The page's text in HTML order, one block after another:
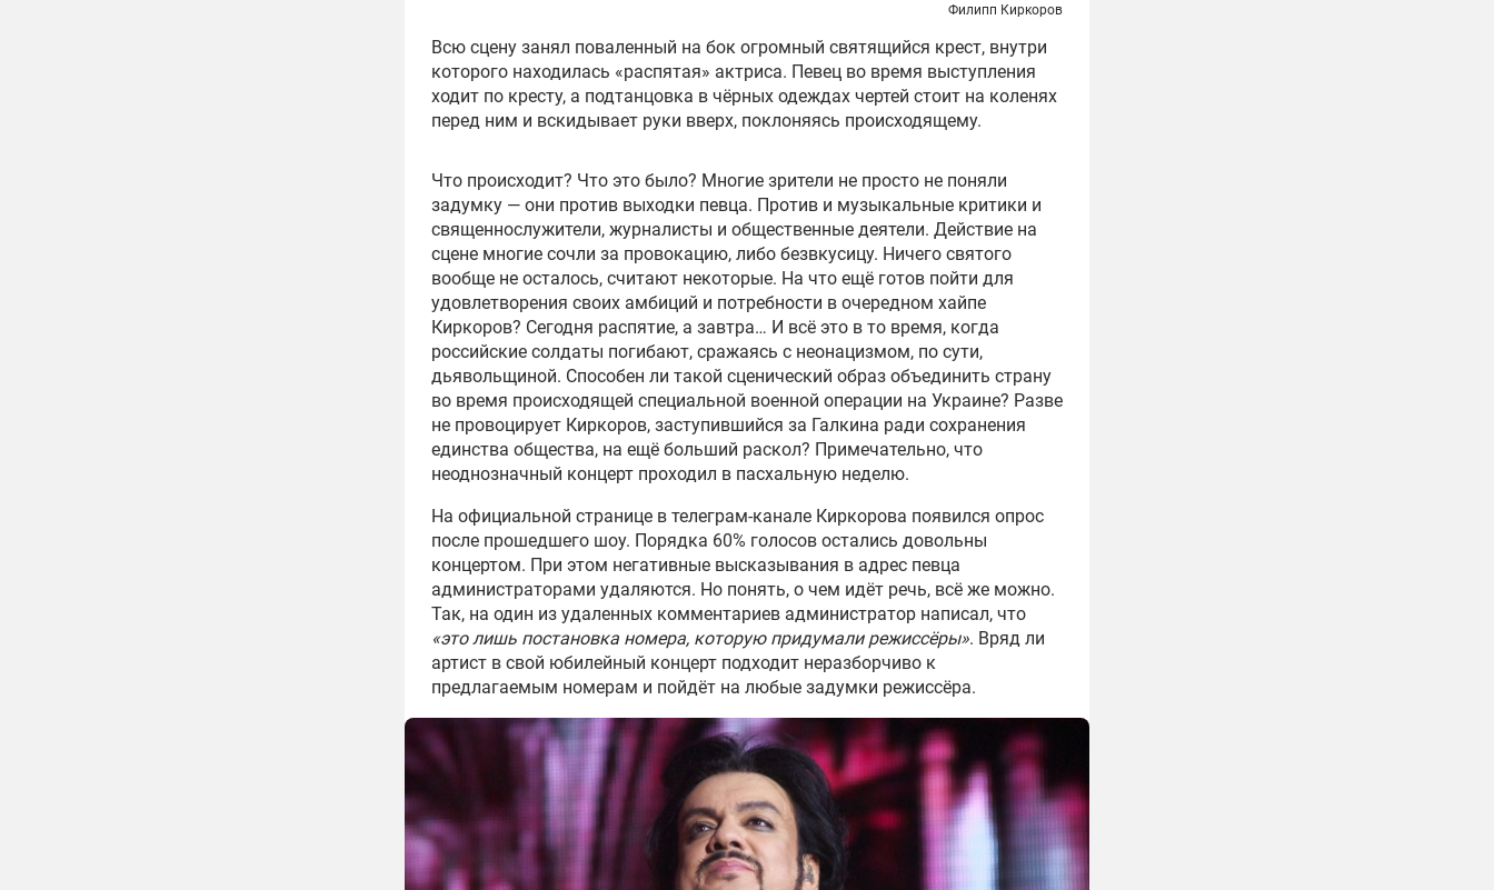
Филипп Киркоров
Всю сцену занял поваленный на бок огромный святящийся крест, внутри
которого находилась «распятая» актриса. Певец во время выступления
ходит по кресту, а подтанцовка в чёрных одеждах чертей стоит на коленях
перед ним и вскидывает руки вверх, поклоняясь происходящему.
Что происходит? Что это было? Многие зрители не просто не поняли
задумку — они против выходки певца. Против и музыкальные критики и
священнослужители, журналисты и общественные деятели. Действие на
сцене многие сочли за провокацию, либо безвкусицу. Ничего святого
вообще не осталось, считают некоторые. На что ещё готов пойти для
удовлетворения своих амбиций и потребности в очередном хайпе
Киркоров? Сегодня распятие, а завтра… И всё это в то время, когда
российские солдаты погибают, сражаясь с неонацизмом, по сути,
дьявольщиной. Способен ли такой сценический образ объединить страну
во время происходящей специальной военной операции на Украине? Разве
не провоцирует Киркоров, заступившийся за Галкина ради сохранения
единства общества, на ещё больший раскол? Примечательно, что
неоднозначный концерт проходил в пасхальную неделю.
На официальной странице в телеграм-канале Киркорова появился опрос
после прошедшего шоу. Порядка 60% голосов остались довольны
концертом. При этом негативные высказывания в адрес певца
администраторами удаляются. Но понять, о чем идёт речь, всё же можно.
Так, на один из удаленных комментариев администратор написал, что
«это лишь постановка номера, которую придумали режиссёры». Вряд ли
артист в свой юбилейный концерт подходит неразборчиво к
предлагаемым номерам и пойдёт на любые задумки режиссёра.